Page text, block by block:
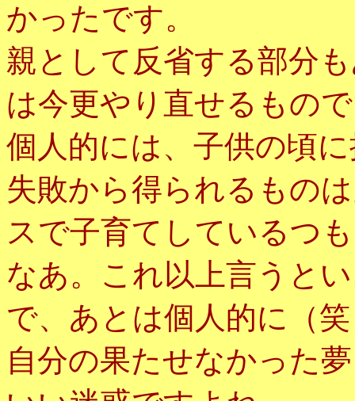
かったです。
親として反省する部分
は今更やり直せるもの
個人的には、子供の頃
失敗から得られるもの
スで子育てしているつ
なあ。これ以上言うと
で、あとは個人的に（
自分の果たせなかった